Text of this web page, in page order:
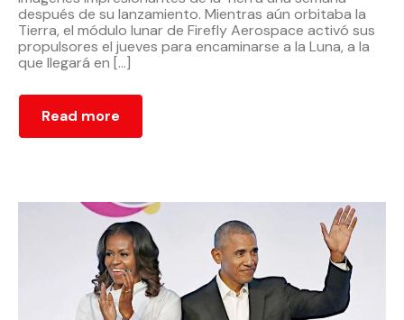
después de su lanzamiento. Mientras aún orbitaba la
Tierra, el módulo lunar de Firefly Aerospace activó sus
propulsores el jueves para encaminarse a la Luna, a la
que llegará en […]
Read more